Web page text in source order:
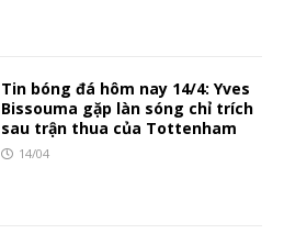
Tin bóng đá hôm nay 14/4: Yves
Bissouma gặp làn sóng chỉ trích
sau trận thua của Tottenham
14/04